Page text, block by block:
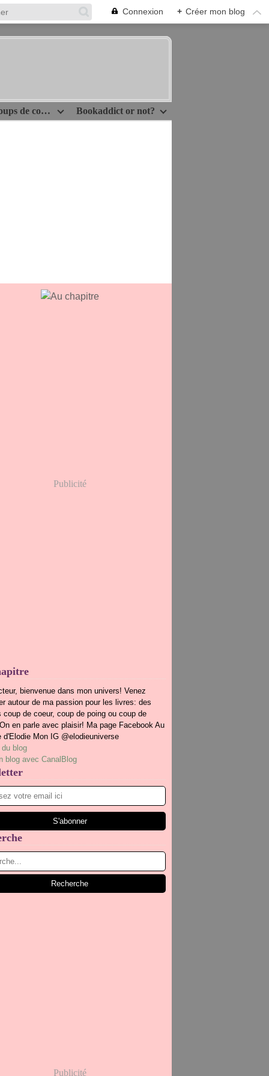
Connexion + Créer mon blog
Idées lecture/Coups de coeur Bookaddict or not?
Publicité
bienvenue dans mon univers! Venez
autour de ma passion pour les livres: des
coup de coeur, coup de poing ou coup de
en parle avec plaisir! Ma page Facebook Au
d'Elodie Mon IG @elodieuniverse
blog
blog avec CanalBlog
Publicité